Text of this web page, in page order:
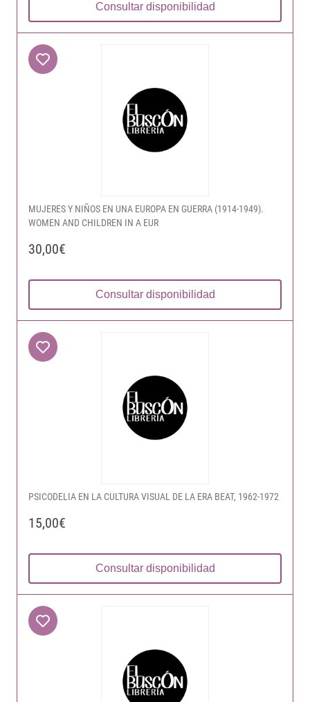
Consultar disponibilidad
MUJERES Y NIÑOS EN UNA EUROPA EN GUERRA (1914-1949).
WOMEN AND CHILDREN IN A EUR
30,00€
Consultar disponibilidad
PSICODELIA EN LA CULTURA VISUAL DE LA ERA BEAT, 1962-1972
15,00€
Consultar disponibilidad